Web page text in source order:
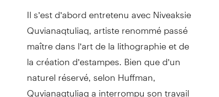
Il s’est d’abord entretenu avec Niveaksie
Quvianaqtuliaq, artiste renommé passé
maître dans l’art de la lithographie et de
la création d’estampes. Bien que d’un
naturel réservé, selon Huffman,
Quvianaqtuliaq a interrompu son travail